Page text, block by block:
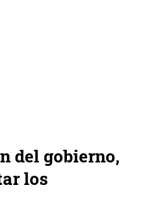
del gobierno,
los